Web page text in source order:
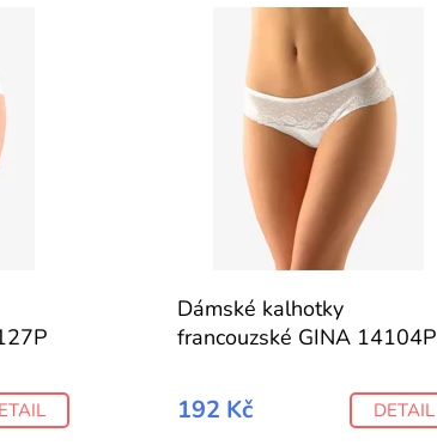
Dámské kalhotky
francouzské GINA 14104P
192 Kč DETAIL